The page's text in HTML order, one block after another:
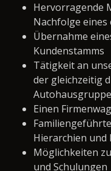
Hervorragende
Nachfolge
Übernahme
Kundenstamms
Tätigkeit an
der gleichzeitig
Einen
Hierarchien und
Möglichkeiten
und Schulungen